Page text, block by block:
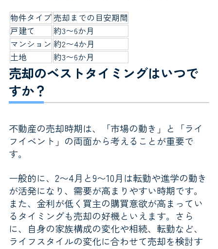
物件タイプ 売却までの目安期間
戸建て
約3〜6か月
マンション 約2〜4か月
土地
約3〜6か月
売却のベストタイミングはいつで
すか？
不動産の売却時期は、「市場の動き」と「ライ
フイベント」の両面から考えることが重要で
す。
一般的に、2〜4月と9〜10月は転勤や進学の動き
が活発になり、需要が高まりやすい時期です。
また、金利が低く買主の購買意欲が高まってい
るタイミングも売却の好機といえます。さら
に、自身の家族構成の変化や相続、転勤など、
ライフスタイルの変化に合わせて売却を検討す